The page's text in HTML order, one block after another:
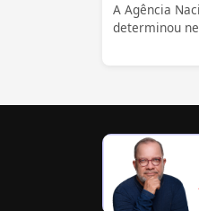
A Agência
determinou